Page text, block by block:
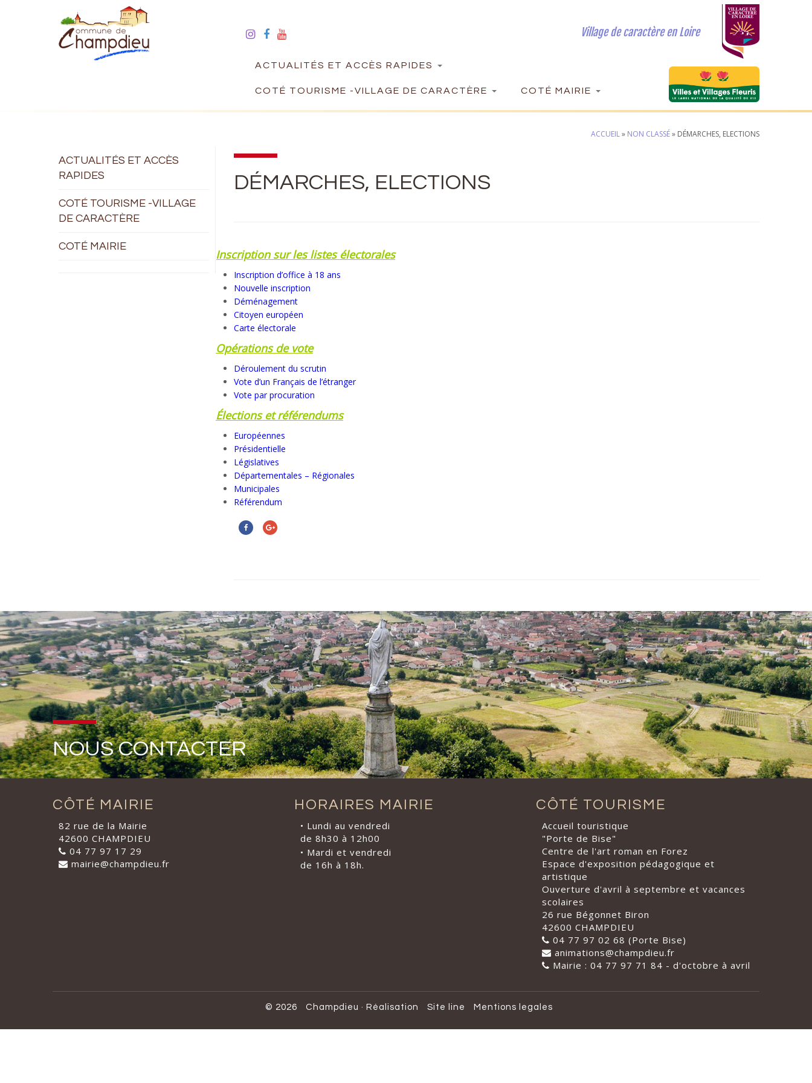
Village de caractère en Loire
ACTUALITÉS ET ACCÈS RAPIDES
COTÉ TOURISME -VILLAGE DE CARACTÈRE COTÉ MAIRIE
ACCUEIL» NON CLASSÉ» DÉMARCHES, ELECTIONS
ACTUALITÉS ET ACCÈS
RAPIDES
COTÉ TOURISME -VILLAGE
DE CARACTÈRE
COTÉ MAIRIE
DÉMARCHES, ELECTIONS
Inscription sur les listes électorales
Inscription d’office à 18 ans
Nouvelle inscription
Déménagement
Citoyen européen
Carte électorale
Opérations de vote
Déroulement du scrutin
Vote d’un Français de l’étranger
Vote par procuration
Élections et référendums
Européennes
Présidentielle
Législatives
Départementales – Régionales
Municipales
Référendum
NOUS CONTACTER
CÔTÉ MAIRIE
82 rue de la Mairie
42600 CHAMPDIEU
04 77 97 17 29
mairie@champdieu.fr
HORAIRES MAIRIE
• Lundi au vendredi
de 8h30 à 12h00
• Mardi et vendredi
de 16h à 18h.
CÔTÉ TOURISME
Accueil touristique
"Porte de Bise"
Centre de l'art roman en Forez
Espace d'exposition pédagogique et
artistique
Ouverture d'avril à septembre et vacances
scolaires
26 rue Bégonnet Biron
42600 CHAMPDIEU
04 77 97 02 68 (Porte Bise)
animations@champdieu.fr
Mairie : 04 77 97 71 84 - d'octobre à avril
© 2026 Champdieu · Réalisation Site line Mentions legales